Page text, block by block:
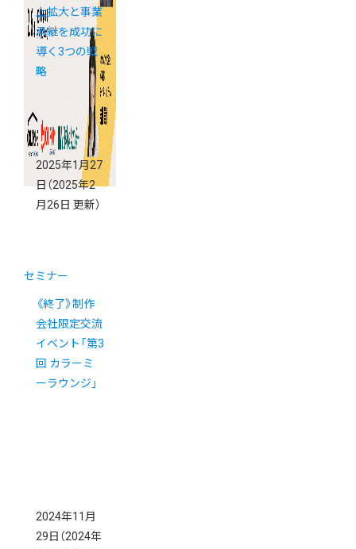
上拡大と事業
承継を成功に
導く3つの戦
略
2025年1月27
日（2025年2
月26日 更新）
セミナー
《終了》制作
会社限定交流
イベント「第3
回 カラーミ
ーラウンジ」
2024年11月
29日 （2024年